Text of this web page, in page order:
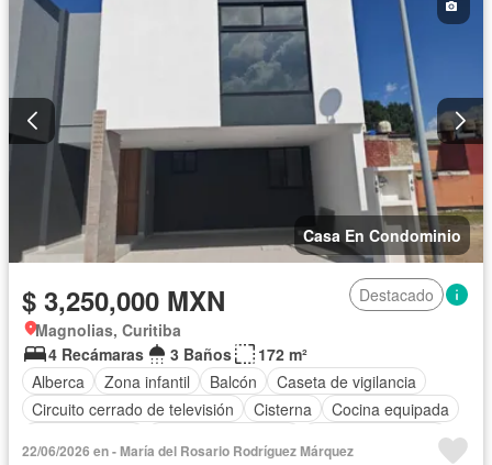
Jardín
Recámara con closet Azotea
Sala polivalente
Seguridad
Televisión por cable
Terraza
Vista panorámica
Zonas verdes
Parcialmente amueblado
Casa En Condominio
$ 3,250,000 MXN
Destacado
Magnolias, Curitiba
4 Recámaras
3 Baños
172 m²
Alberca
Zona infantil Balcón
Caseta de vigilancia
Circuito cerrado de televisión
Cisterna
Cocina equipada
22/06/2026 en - María del Rosario Rodríguez Márquez